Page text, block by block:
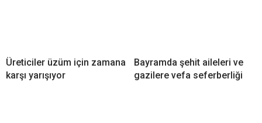
Üreticiler üzüm için zamana
karşı yarışıyor
Bayramda şehit aileleri ve
gazilere vefa seferberliği